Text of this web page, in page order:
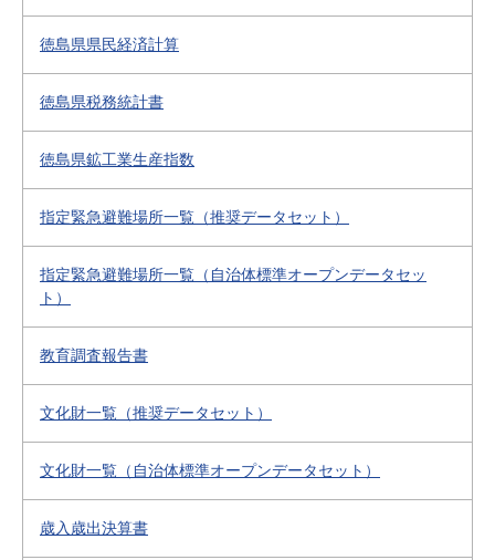
徳島県県民経済計算
徳島県税務統計書
徳島県鉱工業生産指数
指定緊急避難場所一覧（推奨データセット）
指定緊急避難場所一覧（自治体標準オープンデータセッ
ト）
教育調査報告書
文化財一覧（推奨データセット）
文化財一覧（自治体標準オープンデータセット）
歳入歳出決算書